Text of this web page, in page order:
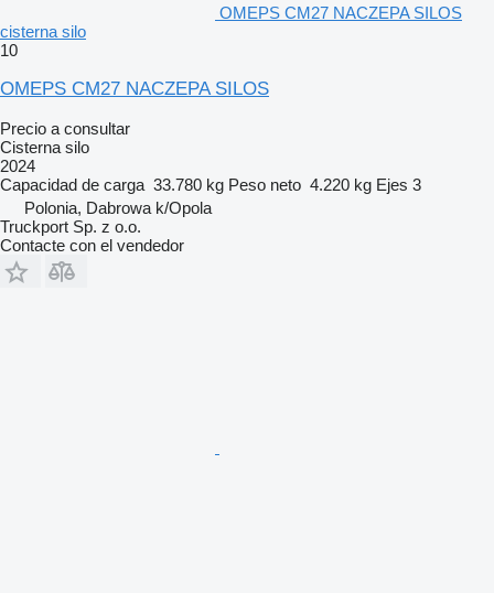
OMEPS CM27 NACZEPA SILOS
cisterna silo
10
OMEPS CM27 NACZEPA SILOS
Precio a consultar
Cisterna silo
2024
Capacidad de carga 33.780 kg Peso neto 4.220 kg Ejes 3
Polonia, Dabrowa k/Opola
Truckport Sp. z o.o.
Contacte con el vendedor